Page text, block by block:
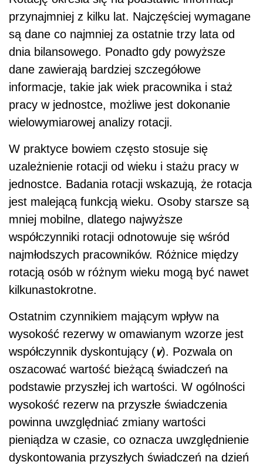
przynajmniej z kilku lat. Najczęściej wymagane
są dane co najmniej za ostatnie trzy lata od
dnia bilansowego. Ponadto gdy powyższe
dane zawierają bardziej szczegółowe
informacje, takie jak wiek pracownika i staż
pracy w jednostce, możliwe jest dokonanie
wielowymiarowej analizy rotacji.
W praktyce bowiem często stosuje się
uzależnienie rotacji od wieku i stażu pracy w
jednostce. Badania rotacji wskazują, że rotacja
jest malejącą funkcją wieku. Osoby starsze są
mniej mobilne, dlatego najwyższe
współczynniki rotacji odnotowuje się wśród
najmłodszych pracowników. Różnice między
rotacją osób w różnym wieku mogą być nawet
kilkunastokrotne.
Ostatnim czynnikiem mającym wpływ na
wysokość rezerwy w omawianym wzorze jest
współczynnik dyskontujący (v). Pozwala on
oszacować wartość bieżącą świadczeń na
podstawie przyszłej ich wartości. W ogólności
wysokość rezerw na przyszłe świadczenia
powinna uwzględniać zmiany wartości
pieniądza w czasie, co oznacza uwzględnienie
dyskontowania przyszłych świadczeń na dzień